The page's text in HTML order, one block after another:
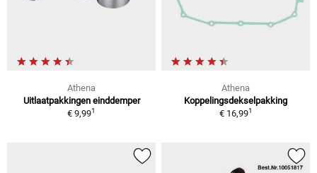
Athena
Uitlaatpakkingen einddemper
€ 9,991
Athena
Koppelingsdekselpakking
€ 16,991